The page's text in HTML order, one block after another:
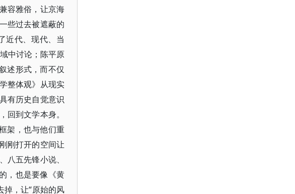
容雅俗，让京海
些过去被遮蔽的
近代、现代、当
中讨论；陈平原
述形式，而不仅
整体观》从现实
有历史自觉意识
到文学本身。
架，也与他们重
刚打开的空间让
五先锋小说、
，也是要像《黄
掉，让“原始的风